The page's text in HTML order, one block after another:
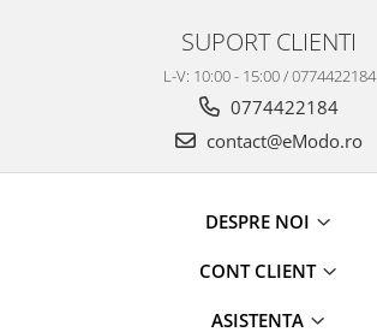
SUPORT CLIENTI
L-V: 10:00 - 15:00 / 0774422184
0774422184
contact@eModo.ro
DESPRE NOI
CONT CLIENT
ASISTENTA